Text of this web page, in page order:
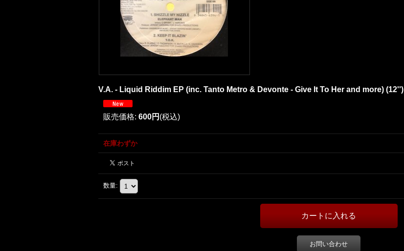
V.A. - Liquid Riddim EP (inc. Tanto Metro & Devonte - Give It To Her and more) (12'')
販売価格: 600円 (税込)
在庫わずか
数量:
お問い合わせ